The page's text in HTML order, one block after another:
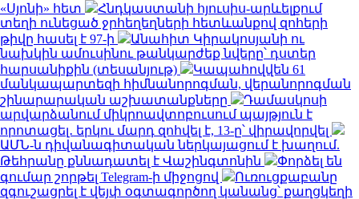
«Սյոնի» հետ
Հնդկաստանի հյուսիս-արևելքում
տեղի ունեցած ջրհեղեղների հետևանքով զոհերի
թիվը հասել է 97-ի
Անահիտ Կիրակոսյանի ու
նախկին ամուսինու թանկարժեք նվերը՝ դստեր
հարսանիքին (տեսանյութ)
Կապահովվեն 61
մանկապարտեզի հիմնանորոգման, վերանորոգման
շինարարական աշխատանքները
Դամասկոսի
արվարձանում միկրոավտոբուսում պայթյուն է
որոտացել․ երկու մարդ զոհվել է, 13-ը՝ վիրավորվել
ԱՄՆ-ն դիվանագիտական ներկայացում է խաղում.
Թեհրանը քննադատել է Վաշինգտոնին
Փորձել են
գումար շորթել Telegram-ի միջոցով
Ուռուցքաբանը
զգուշացրել է վեյփ օգտագործող կանանց՝ քաղցկեղի